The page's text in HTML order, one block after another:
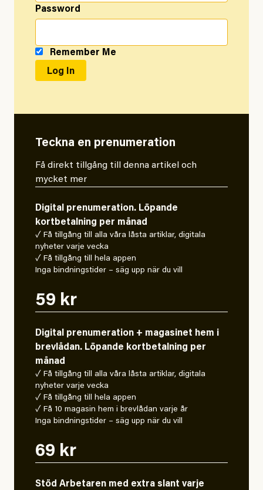
Password
Remember Me
Teckna en prenumeration
Få direkt tillgång till denna artikel och
mycket mer
Digital prenumeration. Löpande
kortbetalning per månad
✓ Få tillgång till alla våra låsta artiklar, digitala
nyheter varje vecka
✓ Få tillgång till hela appen
Inga bindningstider – säg upp när du vill
59 kr
Digital prenumeration + magasinet hem i
brevlådan. Löpande kortbetalning per
månad
✓ Få tillgång till alla våra låsta artiklar, digitala
nyheter varje vecka
✓ Få tillgång till hela appen
✓ Få 10 magasin hem i brevlådan varje år
Inga bindningstider – säg upp när du vill
69 kr
Stöd Arbetaren med extra slant varje